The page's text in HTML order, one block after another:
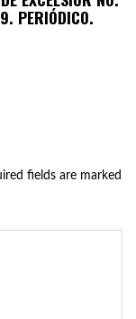
PERIÓDICO.
fields are marked